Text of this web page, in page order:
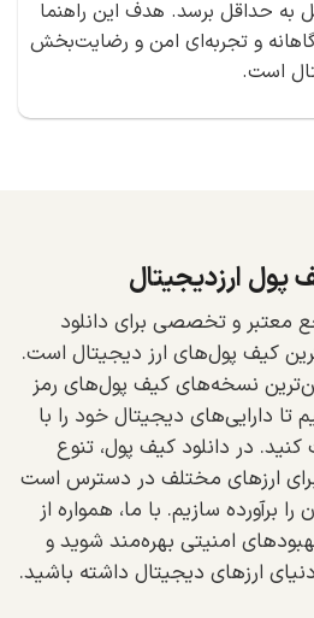
به حداقل برسد. هدف این راهنما
و تجربه‌ای امن و رضایت‌بخش
است.
پول ارزدیجیتال
معتبر و تخصصی برای دانلود
کیف پول‌های ارز دیجیتال است.
امن‌ترین نسخه‌های کیف پول‌های رمز
تا دارایی‌های دیجیتال خود را با
در دانلود کیف پول، تنوع
ارزهای مختلف در دسترس است
را برآورده سازیم. با ما، همواره از
امنیتی بهره‌مند شوید و
ارزهای دیجیتال داشته باشید.